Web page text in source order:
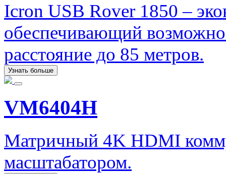
Icron USB Rover 1850 –
обеспечивающий
расстояние до 85 метров.
Узнать больше
VM6404H
Матричный 4K HDMI
масштабатором.